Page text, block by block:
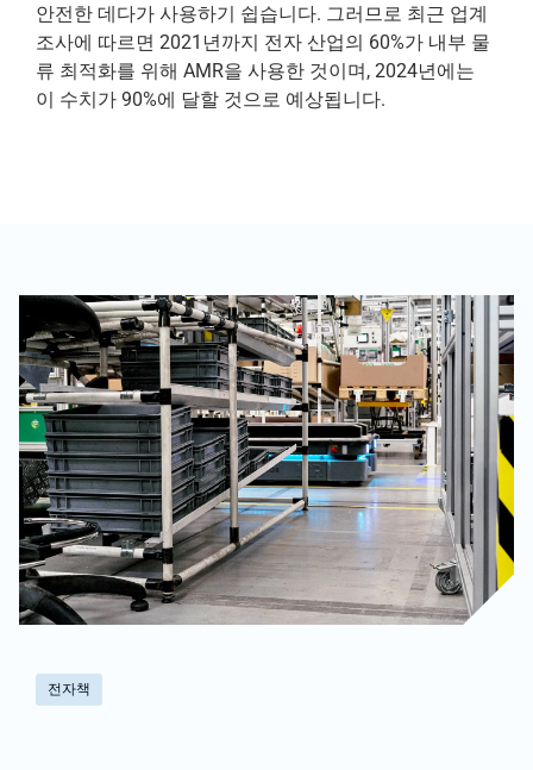
안전한 데다가 사용하기 쉽습니다. 그러므로 최근 업계
조사에 따르면 2021년까지 전자 산업의 60%가 내부 물
류 최적화를 위해 AMR을 사용한 것이며, 2024년에는
이 수치가 90%에 달할 것으로 예상됩니다.
전자책